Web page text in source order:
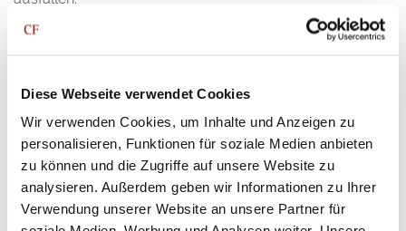
Diese Webseite verwendet Cookies
Wir verwenden Cookies, um Inhalte und Anzeigen zu
personalisieren, Funktionen für soziale Medien anbieten
zu können und die Zugriffe auf unsere Website zu
analysieren. Außerdem geben wir Informationen zu Ihrer
Verwendung unserer Website an unsere Partner für
Bankkredit
: Bei einem Bankkredit sind die Kosten in
Bonität müssen oft mit höheren Zinssätzen rechnen.
Zudem können zusätzliche Kosten wie
Bearbeitungsgebühren oder Sicherheitenprüfungen
anfallen.
Fazit:
Factoring kann auf den ersten Blick teurer
erscheinen, bietet jedoch zusätzliche Dienstleistungen